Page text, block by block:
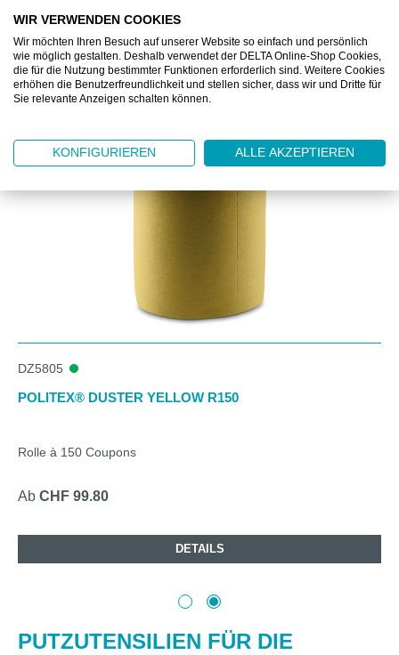
Imprägnierung der Tücher mit Klebstoff oder Öl werden
Staub, leichter Schmutz und Keime im Tuch sofort
gebunden.
Produktgalerie überspringen
DZ5805
POLITEX® DUSTER YELLOW R150
Rolle à 150 Coupons
Ab CHF 99.80
DETAILS
PUTZUTENSILIEN FÜR DIE
WIR VERWENDEN COOKIES
Wir möchten Ihren Besuch auf unserer Website so einfach und persönlich
wie möglich gestalten. Deshalb verwendet der DELTA Online-Shop Cookies,
die für die Nutzung bestimmter Funktionen erforderlich sind. Weitere Cookies
erhöhen die Benutzerfreundlichkeit und stellen sicher, dass wir und Dritte für
Sie relevante Anzeigen schalten können.
KONFIGURIEREN ALLE AKZEPTIEREN